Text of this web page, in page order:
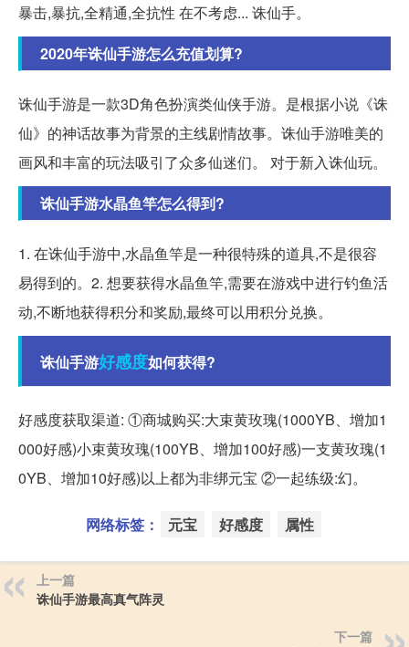
暴击,暴抗,全精通,全抗性 在不考虑... 诛仙手。
2020年诛仙手游怎么充值划算?
诛仙手游是一款3D角色扮演类仙侠手游。是根据小说《诛
仙》的神话故事为背景的主线剧情故事。诛仙手游唯美的
画风和丰富的玩法吸引了众多仙迷们。 对于新入诛仙玩。
诛仙手游水晶鱼竿怎么得到?
1. 在诛仙手游中,水晶鱼竿是一种很特殊的道具,不是很容
易得到的。2. 想要获得水晶鱼竿,需要在游戏中进行钓鱼活
动,不断地获得积分和奖励,最终可以用积分兑换。
诛仙手游好感度如何获得?
好感度获取渠道: ①商城购买:大束黄玫瑰(1000YB、增加1
000好感)小束黄玫瑰(100YB、增加100好感)一支黄玫瑰(1
0YB、增加10好感)以上都为非绑元宝 ②一起练级:幻。
网络标签： 元宝 好感度 属性
上一篇
诛仙手游最高真气阵灵
下一篇